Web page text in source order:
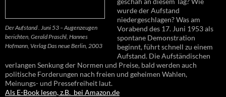
Der Aufstand . Juni 53 – Augenzeugen
berichten, Gerald Praschl, Hannes
Hofmann, Verlag Das neue Berlin, 2003
wurde der Aufstand
niedergeschlagen? Was am
Vorabend des 17. Juni 1953 als
spontane Demonstration
beginnt, führt schnell zu einem
Aufstand. Die Aufständischen
verlangen Senkung der Normen und Preise, bald werden auch
politische Forderungen nach freien und geheimen Wahlen,
Meinungs- und Pressefreiheit laut.
Als E-Book lesen, z.B. bei Amazon.de